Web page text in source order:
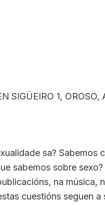
SIGÜEIRO 1,
sa? Sabemos
sabemos sobre
na música,
cuestións seguen